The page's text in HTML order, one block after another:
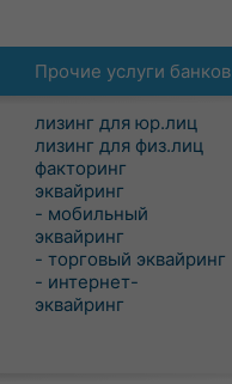
Прочие услуги банков
лизинг для юр.лиц
лизинг для физ.лиц
факторинг
эквайринг
- мобильный
эквайринг
- торговый эквайринг
- интернет-
эквайринг